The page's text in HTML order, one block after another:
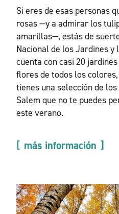
Si eres de esas personas
rosas —y a admirar los
amarillas—, estás de
Nacional de los Jardines y
cuenta con casi 20
flores de todos los
tienes una selección de
Salem que no te puedes
este verano.
más información